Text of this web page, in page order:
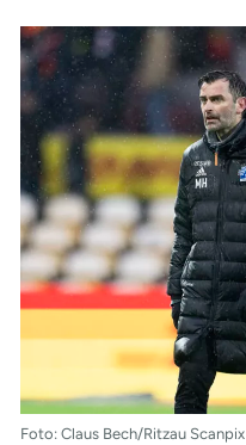
Foto: Claus Bech/Ritzau Scanpix